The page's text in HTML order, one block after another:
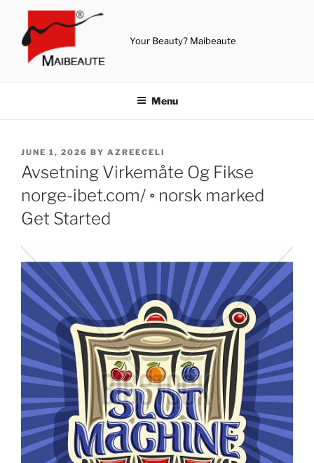
content
Your Beauty? Maibeaute
Menu
POSTED
ON
JUNE 1, 2026 BY AZREECELI
Avsetning Virkemåte Og Fikse
norge-ibet.com/ ◦ norsk marked
Get Started